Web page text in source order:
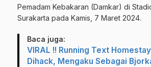
Pemadam Kebakaran (Damkar) di
Surakarta pada Kamis, 7 Maret 2024.
Baca juga:
VIRAL !! Running Text
Dihack, Mengaku Sebagai